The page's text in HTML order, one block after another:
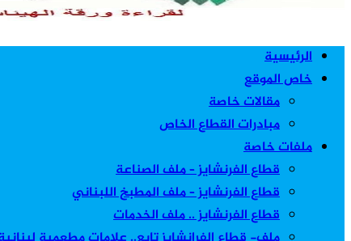
الرئيسية
خاص الموقع
مقالات خاصة
مبادرات القطاع الخاص
ملفات خاصة
قطاع الفرنشايز – ملف الصناعة
قطاع الفرنشايز – ملف المطبخ اللبناني
قطاع الفرنشايز .. ملف الخدمات